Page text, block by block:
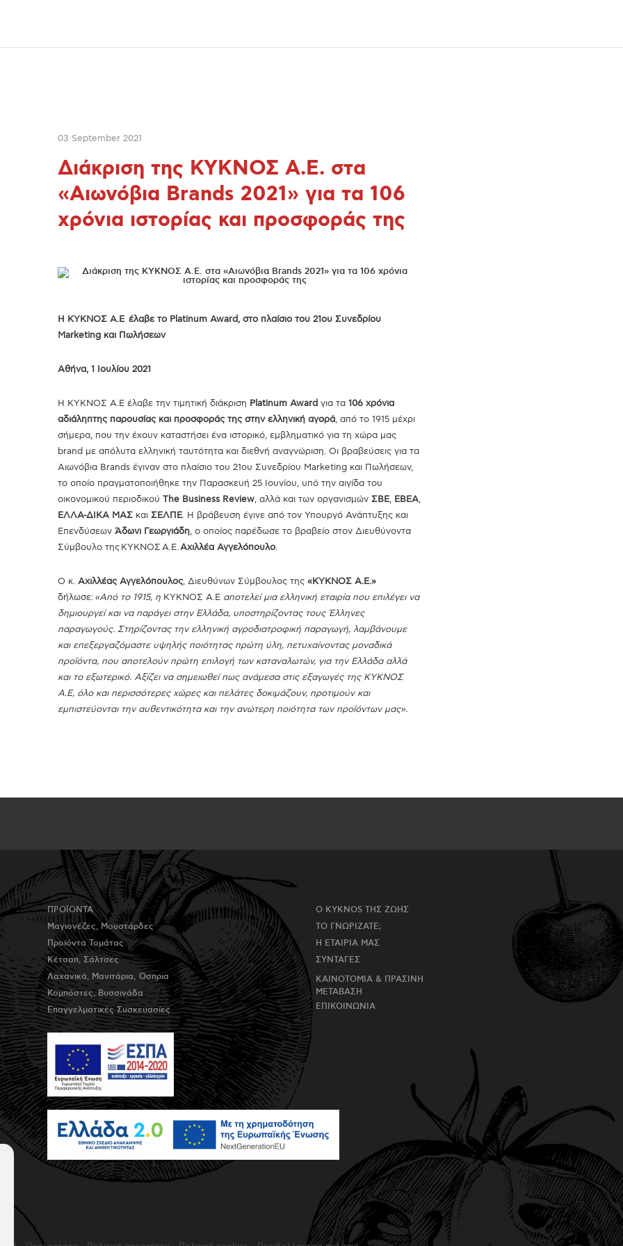
03 September 2021
Διάκριση της ΚΥΚΝΟΣ Α.Ε. στα
«Αιωνόβια Brands 2021» για τα 106
χρόνια ιστορίας και προσφοράς της
H ΚΥΚΝΟΣ Α.Ε έλαβε το Platinum Award, στο πλαίσιο του 21ου Συνεδρίου
Marketing και Πωλήσεων
Αθήνα, 1 Ιουλίου 2021
H ΚΥΚΝΟΣ Α.Ε έλαβε την τιμητική διάκριση Platinum Award για τα 106 χρόνια
αδιάληπτης παρουσίας και προσφοράς της στην ελληνική αγορά, από το 1915 μέχρι
σήμερα, που την έχουν καταστήσει ένα ιστορικό, εμβληματικό για τη χώρα μας
brand με απόλυτα ελληνική ταυτότητα και διεθνή αναγνώριση. Οι βραβεύσεις για τα
Αιωνόβια Brands έγιναν στο πλαίσιο του 21ου Συνεδρίου Marketing και Πωλήσεων,
το οποίο πραγματοποιήθηκε την Παρασκευή 25 Ιουνίου, υπό την αιγίδα του
οικονομικού περιοδικού The Business Review, αλλά και των οργανισμών ΣΒΕ, ΕΒΕΑ,
ΕΛΛΑ-ΔΙΚΑ ΜΑΣ και ΣΕΛΠΕ. Η βράβευση έγινε από τον Υπουργό Ανάπτυξης και
Επενδύσεων Άδωνι Γεωργιάδη, ο οποίος παρέδωσε το βραβείο στον Διευθύνοντα
Σύμβουλο της ΚΥΚΝΟΣ Α.Ε.Αχιλλέα Αγγελόπουλο.
Ο κ. Αχιλλέας Αγγελόπουλος, Διευθύνων Σύμβουλος της «ΚΥΚΝΟΣ Α.Ε.»
δήλωσε:«Από το 1915, η ΚΥΚΝΟΣ Α.Ε αποτελεί μια ελληνική εταιρία που επιλέγει να
δημιουργεί και να παράγει στην Ελλάδα, υποστηρίζοντας τους Έλληνες
παραγωγούς. Στηρίζοντας την ελληνική αγροδιατροφική παραγωγή, λαμβάνουμε
και επεξεργαζόμαστε υψηλής ποιότητας πρώτη ύλη, πετυχαίνοντας μοναδικά
προϊόντα, που αποτελούν πρώτη επιλογή των καταναλωτών, για την Ελλάδα αλλά
και το εξωτερικό. Αξίζει να σημειωθεί πως ανάμεσα στις εξαγωγές της ΚΥΚΝΟΣ
Α.Ε, όλο και περισσότερες χώρες και πελάτες δοκιμάζουν, προτιμούν και
εμπιστεύονται την αυθεντικότητα και την ανώτερη ποιότητα των προϊόντων μας».
ΠΡΟΪΟΝΤΑ
Μαγιονέζες, Μουστάρδες
Προϊόντα Τομάτας
Κέτσαπ, Σάλτσες
Λαχανικά, Μανιτάρια, Όσπρια
Κομπόστες, Βυσσινάδα
Επαγγελματικές Συσκευασίες
Ο KYKNOS ΤΗΣ ΖΩΗΣ
ΤΟ ΓΝΩΡΙΖΑΤΕ;
Η ΕΤΑΙΡΙΑ ΜΑΣ
ΣΥΝΤΑΓΕΣ
ΚΑΙΝΟΤΟΜΙΑ & ΠΡΑΣΙΝΗ
ΜΕΤΑΒΑΣΗ
ΕΠΙΚΟΙΝΩΝΙΑ